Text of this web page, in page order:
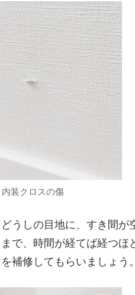
内装クロスの傷
うしの目地に、すき間が
で、時間が経てば経つほ
補修してもらいましょう。